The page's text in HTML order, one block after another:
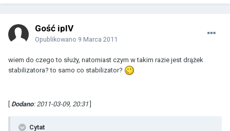
Gość ipIV
Opublikowano 9 Marca 2011
wiem do czego to służy, natomiast czym w takim razie jest drążek
stabilizatora? to samo co stabilizator?
Dodano: 2011-03-09, 20:31
Cytat